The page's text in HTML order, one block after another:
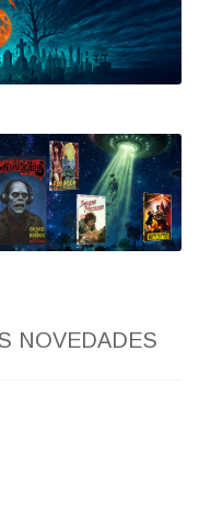
NOVEDADES